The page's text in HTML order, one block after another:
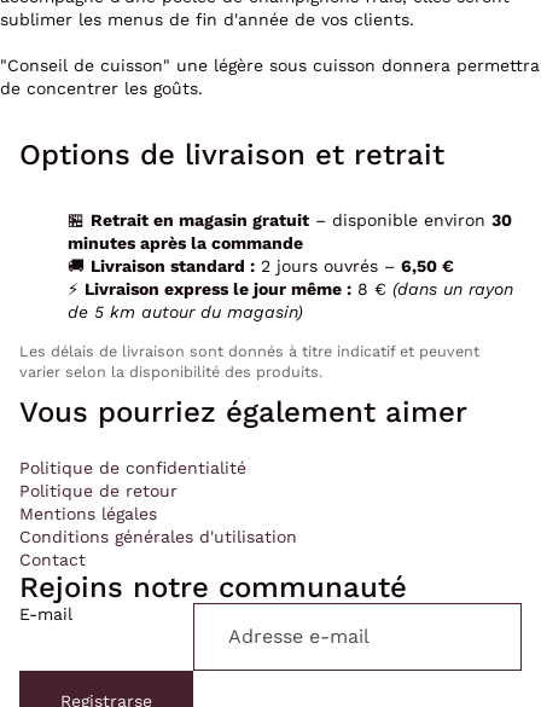
sublimer les menus de fin d'année de vos clients.
"Conseil de cuisson" une légère sous cuisson donnera permettra
de concentrer les goûts.
Options de livraison et retrait
🏪 Retrait en magasin gratuit – disponible environ 30
minutes après la commande
🚚 Livraison standard : 2 jours ouvrés – 6,50 €
⚡ Livraison express le jour même : 8 € (dans un rayon
de 5 km autour du magasin)
Les délais de livraison sont donnés à titre indicatif et peuvent
varier selon la disponibilité des produits.
Vous pourriez également aimer
Politique de confidentialité
Politique de retour
Mentions légales
Conditions générales d'utilisation
Contact
Rejoins notre communauté
E-mail
Registrarse
Politique de confidentialité